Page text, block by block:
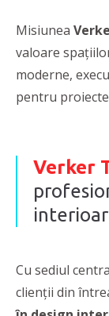
Misiunea
valoare
moderne,
pentru
Verker
Cu sediul
clienții din